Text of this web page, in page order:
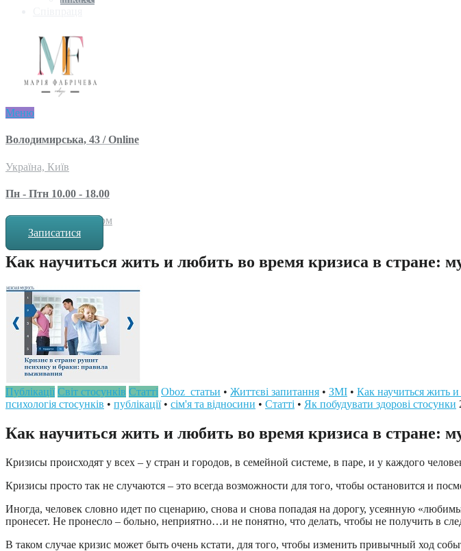
Меню
Володимирська, 43 / Online
Україна, Київ
Пн - Птн 10.00 - 18.00
за попереднім записом
Записатися
Как научиться жить и любить во время кризиса в стране:
Публікації Світ стосунків Статті Oboz_статьи • Життєві запитання • ЗМІ • Как научиться жить
психологія стосунків • публікації• сім'я та відносини • Статті • Як побудувати здорові стосунки
Как научиться жить и любить во время кризиса в стране:
Кризисы происходят у всех – у стран и городов, в семейной системе, в паре, и у каждого
Кризисы просто так не случаются – это всегда возможности для того, чтобы остановится и
Иногда, человек словно идет по сценарию, снова и снова попадая на дорогу, усеянную
пронесет. Не пронесло – больно, неприятно…и не понятно, что делать, чтобы не получить в
В таком случае кризис может быть очень кстати, для того, чтобы изменить привычный ход